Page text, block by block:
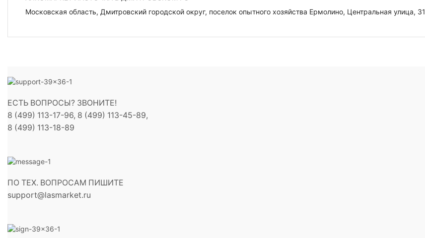
Московская область, Дмитровский городской округ, поселок опытного хозяйства Ермолино, Центральная улица, 31
ЕСТЬ ВОПРОСЫ? ЗВОНИТЕ!
8 (499) 113-17-96, 8 (499) 113-45-89,
8 (499) 113-18-89
ПО ТЕХ. ВОПРОСАМ ПИШИТЕ
support@lasmarket.ru